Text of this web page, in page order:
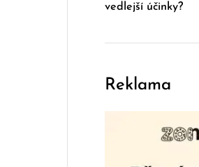
vedlejší účinky?
Reklama